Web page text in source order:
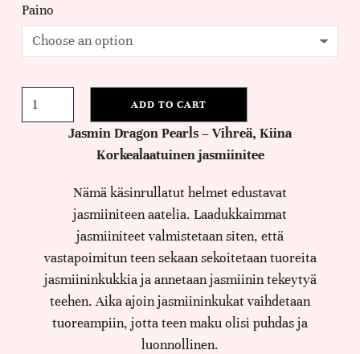
Paino
ADD TO CART
Jasmin Dragon Pearls – Vihreä, Kiina
Korkealaatuinen jasmiinitee
Nämä käsinrullatut helmet edustavat
jasmiiniteen aatelia. Laadukkaimmat
jasmiiniteet valmistetaan siten, että
vastapoimitun teen sekaan sekoitetaan tuoreita
jasmiininkukkia ja annetaan jasmiinin tekeytyä
teehen. Aika ajoin jasmiininkukat vaihdetaan
tuoreampiin, jotta teen maku olisi puhdas ja
luonnollinen.